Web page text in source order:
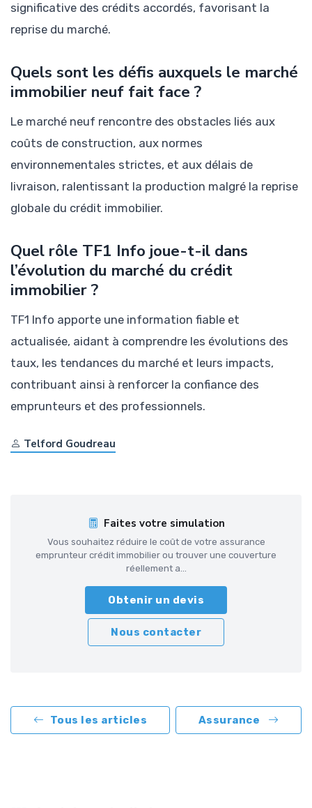
significative des crédits accordés, favorisant la
reprise du marché.
Quels sont les défis auxquels le marché
immobilier neuf fait face ?
Le marché neuf rencontre des obstacles liés aux
coûts de construction, aux normes
environnementales strictes, et aux délais de
livraison, ralentissant la production malgré la reprise
globale du crédit immobilier.
Quel rôle TF1 Info joue-t-il dans
l’évolution du marché du crédit
immobilier ?
TF1 Info apporte une information fiable et
actualisée, aidant à comprendre les évolutions des
taux, les tendances du marché et leurs impacts,
contribuant ainsi à renforcer la confiance des
emprunteurs et des professionnels.
Telford Goudreau
Faites votre simulation
Vous souhaitez réduire le coût de votre assurance
emprunteur crédit immobilier ou trouver une couverture
réellement a...
Obtenir un devis
Nous contacter
Tous les articles Assurance